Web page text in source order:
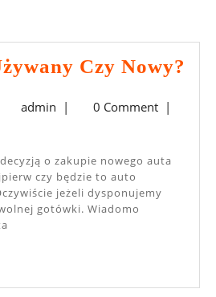
Czy Nowy?
adminadmin
| 0 Comment |
czy będzie to auto
jeżeli dysponujemy
gotówki. Wiadomo